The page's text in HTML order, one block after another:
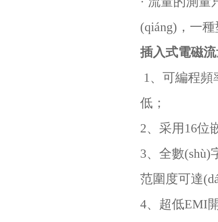
(qiáng)，一
插入式電磁
1、可編程
低；
2、采用16位
3、全數(shù)
范圍度可達
4、超低EMI